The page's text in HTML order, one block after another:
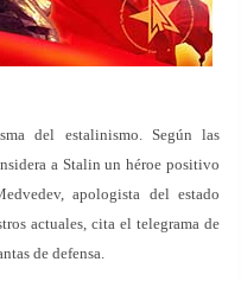
del estalinismo. Según las
a Stalin un héroe positivo
apologista del estado
actuales, cita el telegrama de
de defensa.